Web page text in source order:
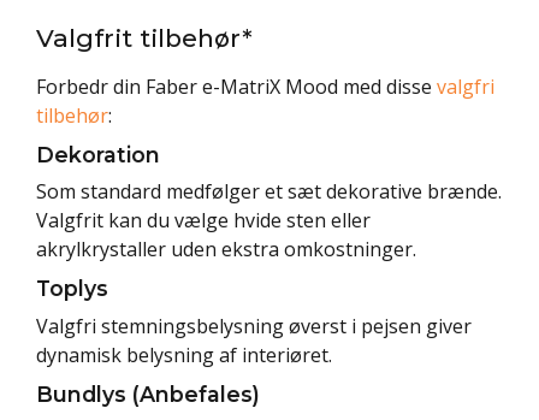
Valgfrit tilbehør*
Forbedr din Faber e-MatriX Mood med disse valgfri
tilbehør:
Dekoration
Som standard medfølger et sæt dekorative brænde.
Valgfrit kan du vælge hvide sten eller
akrylkrystaller uden ekstra omkostninger.
Toplys
Valgfri stemningsbelysning øverst i pejsen giver
dynamisk belysning af interiøret.
Bundlys (Anbefales)